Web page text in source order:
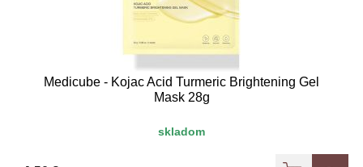
Medicube - Kojac Acid Turmeric Brightening Gel
Mask 28g
skladom